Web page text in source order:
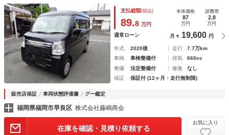
Ｖ ＤＶＤ再生 Ｂｌｕｅｔｏｏｔｈ バックカメラ ＥＴ
Ｃ ドラレコ アルパインスピーカー＆ツイーター 電格ミラ
ー 車線離脱警報
支払総額(税込)
89.8 万円
本体価格
87
万円
諸費用
2.8
万円
通常ローン 月々 19,600 円
年式 2020後 走行
7.7万km
車検
車検整備付 排気
660cc
整備
法定整備付 修復
なし
保証
保証付 (12ヶ月・走行無制限)
販売店保証 車両状態評価書 グー鑑定
福岡県福岡市早良区 株式会社藤嶋商会
在庫を確認・見積り依頼する
お気に入り